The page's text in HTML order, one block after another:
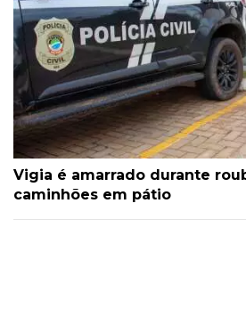
Vigia é amarrado durante
caminhões em pátio